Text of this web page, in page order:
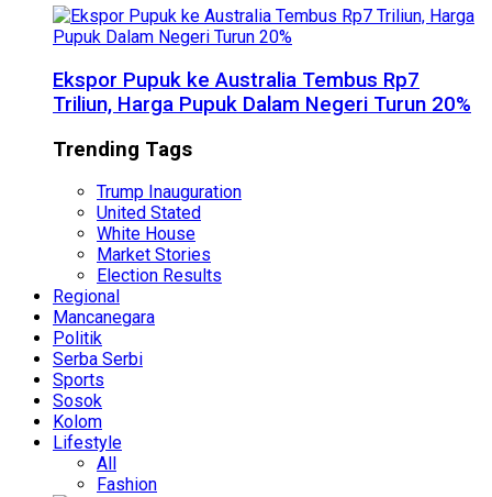
Ekspor Pupuk ke Australia Tembus Rp7
Triliun, Harga Pupuk Dalam Negeri Turun 20%
Trending Tags
Trump Inauguration
United Stated
White House
Market Stories
Election Results
Regional
Mancanegara
Politik
Serba Serbi
Sports
Sosok
Kolom
Lifestyle
All
Fashion